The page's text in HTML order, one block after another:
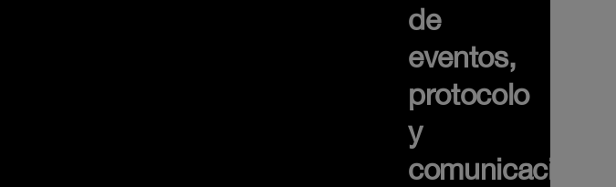
de
eventos,
protocolo
y
comunicación